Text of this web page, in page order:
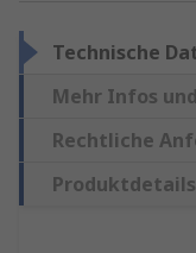
Technische
Mehr Infos
Rechtliche
Produktdetails